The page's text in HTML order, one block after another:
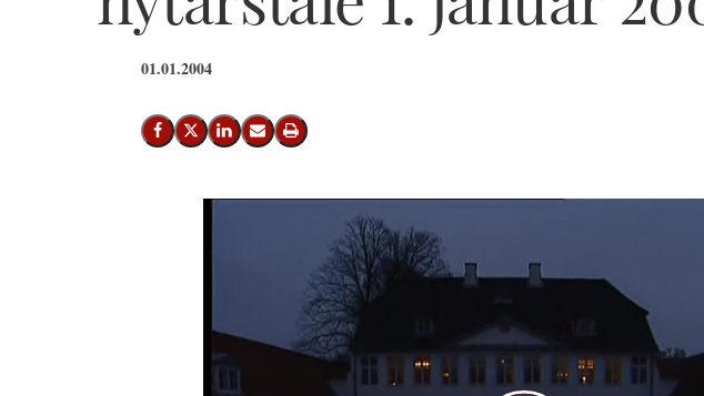
01.01.2004
Del på Facebook
Del på X (Twitter)
Del på LinkedIn
Send email
Print